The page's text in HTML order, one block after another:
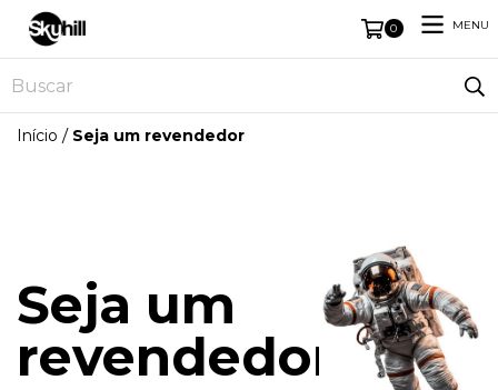
0 MENU
Início / Seja um revendedor
Seja um
revendedor